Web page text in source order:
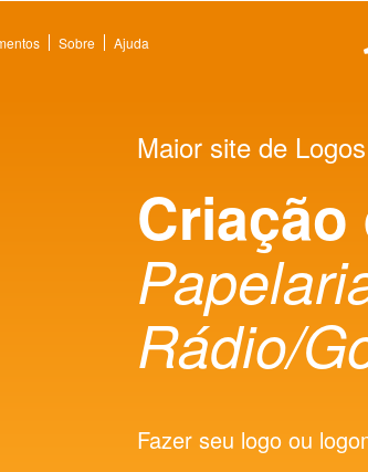
Sobre Ajuda
Maior site de
Criação
Rádio/
Fazer seu logo ou